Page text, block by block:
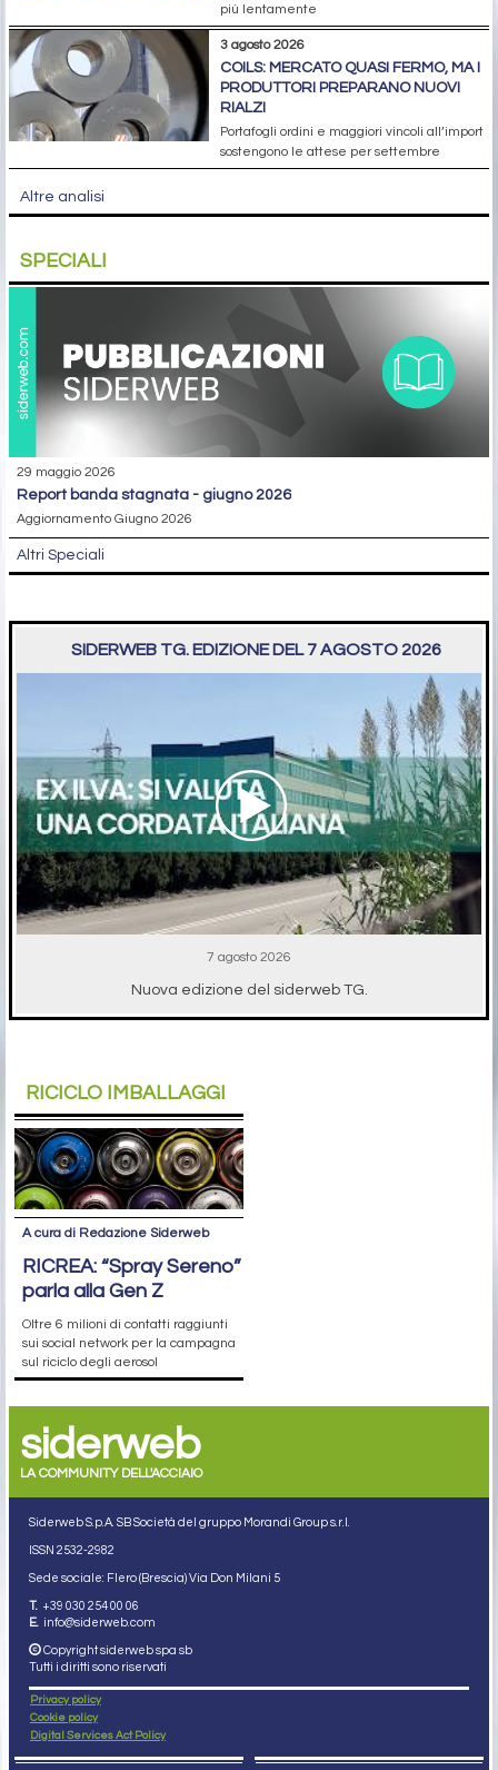
più lentamente
3 agosto 2026
COILS: MERCATO QUASI FERMO, MA I
PRODUTTORI PREPARANO NUOVI
RIALZI
Portafogli ordini e maggiori vincoli all’import
sostengono le attese per settembre
Altre analisi
SPECIALI
29 maggio 2026
report banda stagnata - giugno 2026
Aggiornamento Giugno 2026
Altri Speciali
SIDERWEB TG. EDIZIONE DEL 7 AGOSTO 2026
7 agosto 2026
Nuova edizione del siderweb TG.
RICICLO IMBALLAGGI
A cura di Redazione Siderweb
RICREA: “Spray Sereno”
parla alla Gen Z
Oltre 6 milioni di contatti raggiunti
sui social network per la campagna
sul riciclo degli aerosol
siderweb
LA COMMUNITY DELL'ACCIAIO
Siderweb S.p.A. SB Società del gruppo Morandi Group s.r.l.
ISSN 2532-2982
Sede sociale: Flero (Brescia) Via Don Milani 5
T. +39 030 254 00 06
E. info@siderweb.com
Copyright siderweb spa sb
Tutti i diritti sono riservati
Privacy policy
Cookie policy
Digital Services Act Policy